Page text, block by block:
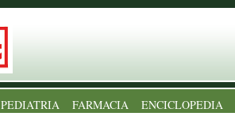
PEDIATRIA FARMACIA ENCICLOPEDIA